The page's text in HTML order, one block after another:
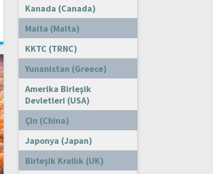
Kanada (Canada)
Malta (Malta)
KKTC (TRNC)
Yunanistan (Greece)
Amerika Birleşik
Devletleri (USA)
Çin (China)
Japonya (Japan)
Birleşik Krallık (UK)